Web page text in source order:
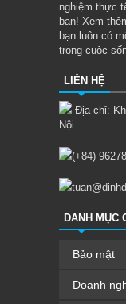
nghiệm thực
bạn! Xem
bạn luôn có
trong cuộc
LIÊN HỆ
Địa chỉ:
Nội
(+84)
DANH MỤC
Bảo mật
Doanh